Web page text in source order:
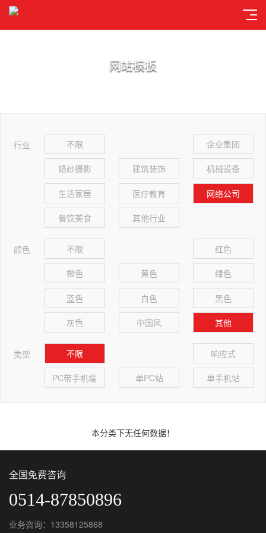
网站模板
行业 不限 企业集团
婚纱摄影 建筑装饰 机械设备
生活家居 医疗教育 网络公司
餐饮美食 其他行业
颜色 不限 红色
橙色 黄色 绿色
蓝色 白色 黑色
灰色 中国风 其他
类型 不限 响应式
PC带手机端 单PC站 单手机站
本分类下无任何数据！
全国免费咨询
0514-87850896
业务咨询：13358125868